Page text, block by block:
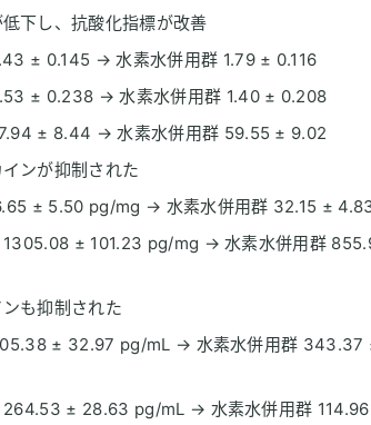
下し、抗酸化指標が改善
± 0.145 → 水素水併用群 1.79 ± 0.116
± 0.238 → 水素水併用群 1.40 ± 0.208
± 8.44 → 水素水併用群 59.55 ± 9.02
ンが抑制された
± 5.50 pg/mg → 水素水併用群 32.15 ±
± 101.23 pg/mg → 水素水併用群
も抑制された
± 32.97 pg/mL → 水素水併用群 343.37
± 28.63 pg/mL → 水素水併用群